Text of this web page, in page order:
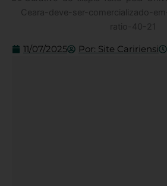
11/07/2025 Por: Site Caririensi